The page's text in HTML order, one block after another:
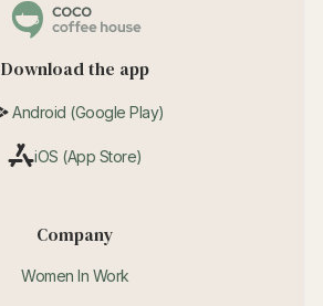
Download the app
Android (Google Play)
iOS (App Store)
Company
Women In Work